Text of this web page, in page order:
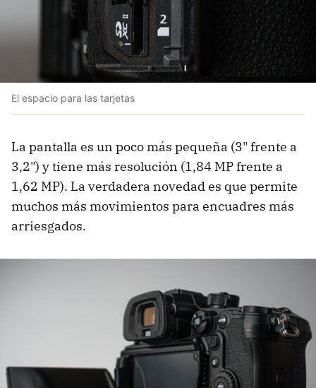
El espacio para las tarjetas
La pantalla es un poco más pequeña (3" frente a
3,2") y tiene más resolución (1,84 MP frente a
1,62 MP). La verdadera novedad es que permite
muchos más movimientos para encuadres más
arriesgados.